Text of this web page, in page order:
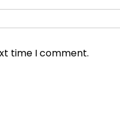
time I comment.